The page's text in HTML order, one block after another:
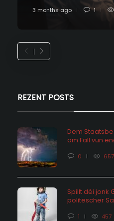
3 months ago 1
REZENT POSTS
Dem
am Fall vun
0 657
Spillt déi jonk
politescher
1 457